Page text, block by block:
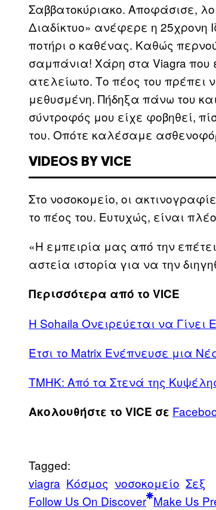
Σαββατοκύριακο. Αποφάσισε,
Διαδίκτυο» ανέφερε η
ποτήρι ο καθένας. Καθώς
σαμπάνια! Χάρη στα Viagra που
ατελείωτο. Το πέος του
μεθυσμένη. Πήδηξα πάνω του
σύντροφός μου είχε φοβηθεί,
του. Οπότε καλέσαμε
VIDEOS BY VICE
Στο νοσοκομείο, οι
το πέος του. Ευτυχώς, είναι
«Η εμπειρία μας από την
αστεία ιστορία για να την
Περισσότερα από το VICE
Η Sohaila Ονειρεύεται να
Έτσι το Matrix Ενέπνευσε μια
TMHK: Από τα Στενά της
Ακολουθήστε το VICE σε
Tagged:
viagra Κόσμος νοσοκομείο Σεξ
Follow Us On Discover Make Us